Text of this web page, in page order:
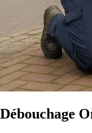
Débouchage